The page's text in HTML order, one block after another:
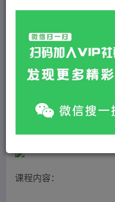
黄金会员 免费
课程内容：